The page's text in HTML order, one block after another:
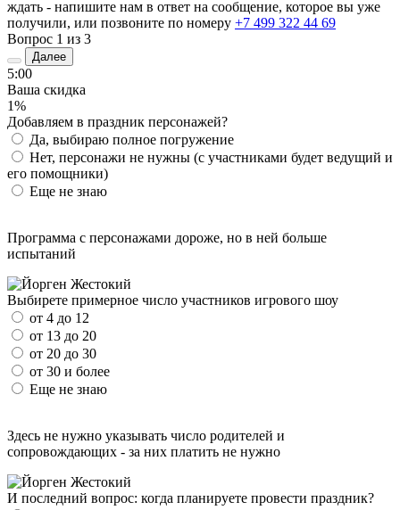
ждать - напишите нам в ответ на сообщение, которое вы уже
получили, или позвоните по номеру +7 499 322 44 69
Вопрос 1 из 3
Далее
5:00
Ваша скидка
1%
Добавляем в праздник персонажей?
Да, выбираю полное погружение
Нет, персонажи не нужны (с участниками будет ведущий и
его помощники)
Еще не знаю
Программа с персонажами дороже, но в ней больше
испытаний
Выбирете примерное число участников игрового шоу
от 4 до 12
от 13 до 20
от 20 до 30
от 30 и более
Еще не знаю
Здесь не нужно указывать число родителей и
сопровождающих - за них платить не нужно
И последний вопрос: когда планируете провести праздник?